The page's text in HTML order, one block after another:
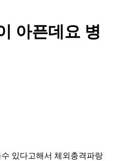
아픈데요 병
있다고해서 체외충격파랑